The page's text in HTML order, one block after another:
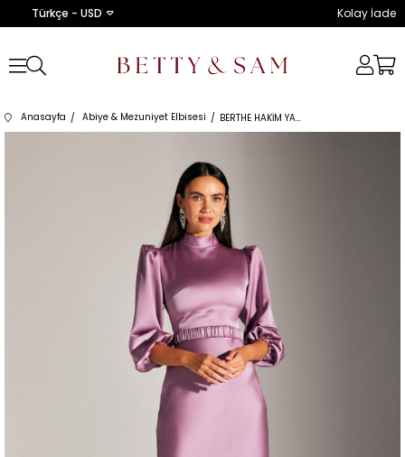
Türkçe - USD Kolay İade
Anasayfa Abiye & Mezuniyet Elbisesi BERTHE HAKİM YAKA LİLA ELBİSE